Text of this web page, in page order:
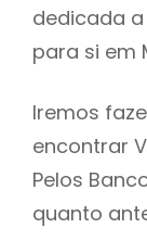
dedicada
para si em
Iremos
encontrar
Pelos
quanto